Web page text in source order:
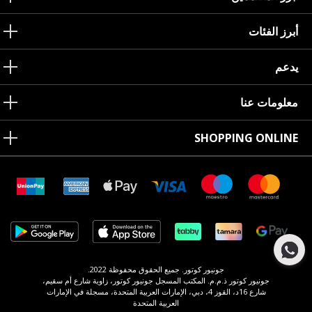
أبرز الفئات
يدعم
معلومات عنا
SHOPPING ONLINE
جونيور كوتور. جميع الحقوق محفوظة 2022.
جونيور كوتور ذ.م.م. المكتب المسجل جونيور كوتور، زاوية شارع أم سقيم،
شارع 16د، القوز 4، دبي، الإمارات العربية المتحدة، مسجلة في الإمارات
العربية المتحدة